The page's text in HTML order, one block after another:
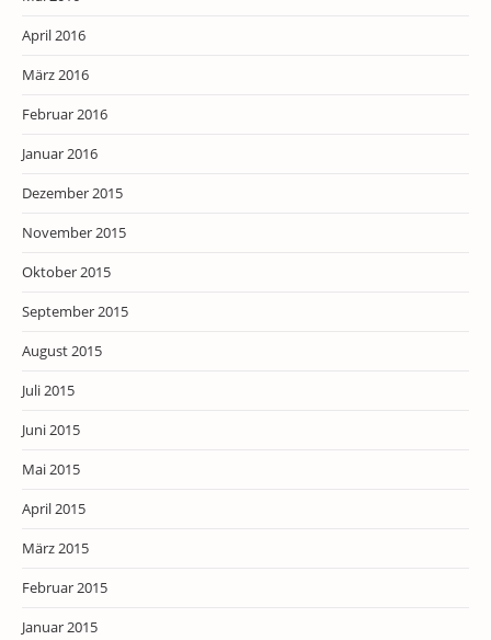
April 2016
März 2016
Februar 2016
Januar 2016
Dezember 2015
November 2015
Oktober 2015
September 2015
August 2015
Juli 2015
Juni 2015
Mai 2015
April 2015
März 2015
Februar 2015
Januar 2015